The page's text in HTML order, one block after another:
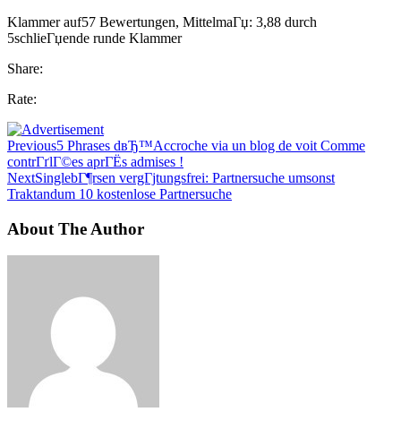
Klammer auf57 Bewertungen, MittelmaГџ: 3,88 durch
5schlieГџende runde Klammer
Share:
Rate:
Previous5 Phrases dвЂ™Accroche via un blog de voit Comme
contrГґlГ©es aprГЁs admises !
NextSinglebГ¶rsen vergГјtungsfrei: Partnersuche umsonst
Traktandum 10 kostenlose Partnersuche
About The Author